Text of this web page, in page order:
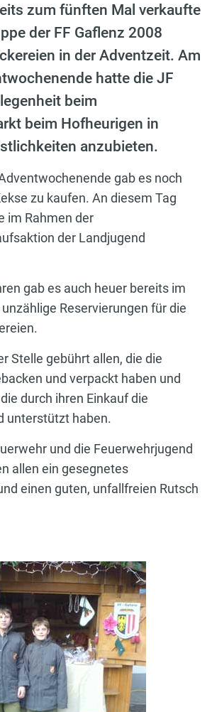
zum fünften Mal verkaufte
der FF Gaflenz 2008
in der Adventzeit. Am
hatte die JF
beim
beim Hofheurigen in
anzubieten.
gab es noch
zu kaufen. An diesem Tag
im Rahmen der
der Landjugend
gab es auch heuer bereits im
Reservierungen für die
Stelle gebührt allen, die die
und verpackt haben und
durch ihren Einkauf die
unterstützt haben.
und die Feuerwehrjugend
allen ein gesegnetes
einen guten, unfallfreien Rutsch